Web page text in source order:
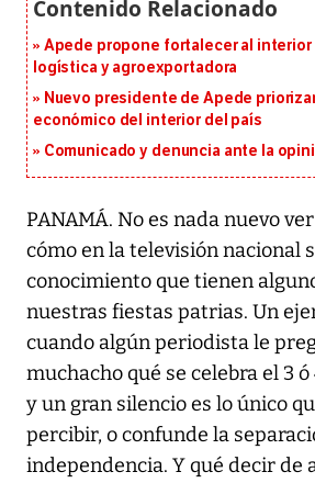
Apede propone fortalecer al interior
logística y agroexportadora
Nuevo presidente de Apede
económico del interior del país
Comunicado y denuncia ante la
PANAMÁ. No es nada nuevo
cómo en la televisión nacional
conocimiento que tienen
nuestras fiestas patrias. Un
cuando algún periodista le
muchacho qué se celebra el 3
y un gran silencio es lo único
percibir, o confunde la
independencia. Y qué decir de